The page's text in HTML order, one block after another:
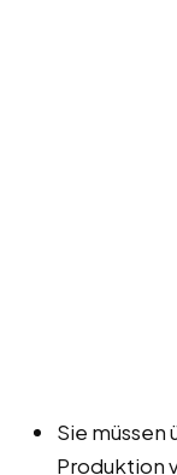
Sie müssen
Produktion